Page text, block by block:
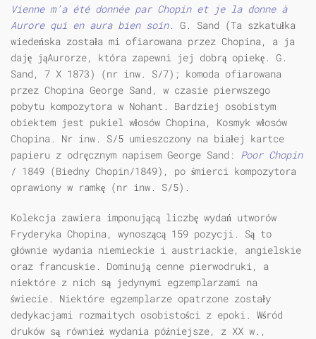
Vienne m’a étédonnée par Chopin et je la donne à
Aurore qui en aura bien soin. G. Sand (Ta szkatułka
wiedeńska została mi ofiarowana przez Chopina, a ja
daję jąAurorze, która zapewni jej dobrą opiekę. G.
Sand, 7 X 1873) (nr inw. S/7); komoda ofiarowana
przez Chopina George Sand, w czasie pierwszego
pobytu kompozytora w Nohant. Bardziej osobistym
obiektem jest pukiel włosów Chopina, Kosmyk włosów
Chopina. Nr inw. S/5 umieszczony na białej kartce
papieru z odręcznym napisem George Sand: Poor Chopin
/ 1849 (Biedny Chopin/1849), po śmierci kompozytora
oprawiony w ramkę (nr inw. S/5).
Kolekcja zawiera imponującą liczbę wydań utworów
Fryderyka Chopina, wynoszącą 159 pozycji. Są to
głównie wydania niemieckie i austriackie, angielskie
oraz francuskie. Dominują cenne pierwodruki, a
niektóre z nich są jedynymi egzemplarzami na
świecie. Niektóre egzemplarze opatrzone zostały
dedykacjami rozmaitych osobistości z epoki. Wśród
druków są również wydania późniejsze, z XX w.,